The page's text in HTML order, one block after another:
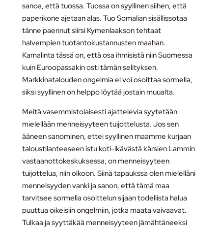
sanoa, että tuossa. Tuossa on syyllinen siihen, että
paperikone ajetaan alas. Tuo Somalian sisällissotaa
tänne paennut siirsi Kymenlaakson tehtaat
halvempien tuotantokustannusten maahan.
Kamalinta tässä on, että osa ihmisistä niin Suomessa
kuin Euroopassakin osti tämän selityksen.
Markkinatalouden ongelmia ei voi osoittaa sormella,
siksi syyllinen on helppo löytää jostain muualta.
Meitä vasemmistolaisesti ajattelevia syytetään
mielellään menneisyyteen tuijottelusta. Jos sen
ääneen sanominen, ettei syyllinen maamme kurjaan
taloustilanteeseen istu koti-ikävästä kärsien Lammin
vastaanottokeskuksessa, on menneisyyteen
tuijottelua, niin olkoon. Siinä tapaukssa olen mielelläni
menneisyyden vanki ja sanon, että tämä maa
tarvitsee sormella osoittelun sijaan todellista halua
puuttua oikeisiin ongelmiin, jotka maata vaivaavat.
Tulkaa ja syyttäkää menneisyyteen jämähtäneeksi